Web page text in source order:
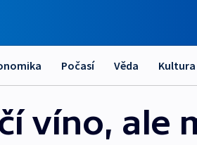
Počasí Věda Kultura
víno, ale